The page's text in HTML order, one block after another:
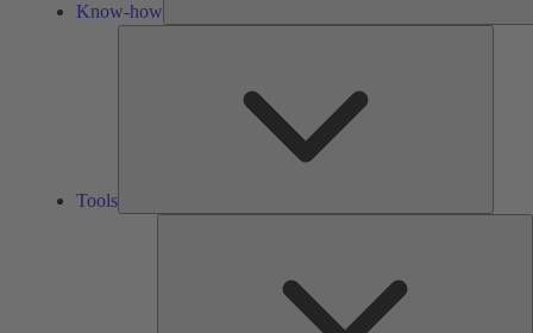
Know-how
Tools